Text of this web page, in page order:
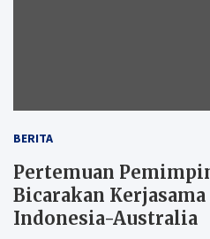
BERITA
Pertemuan
Bicarakan
Indonesia-Australia